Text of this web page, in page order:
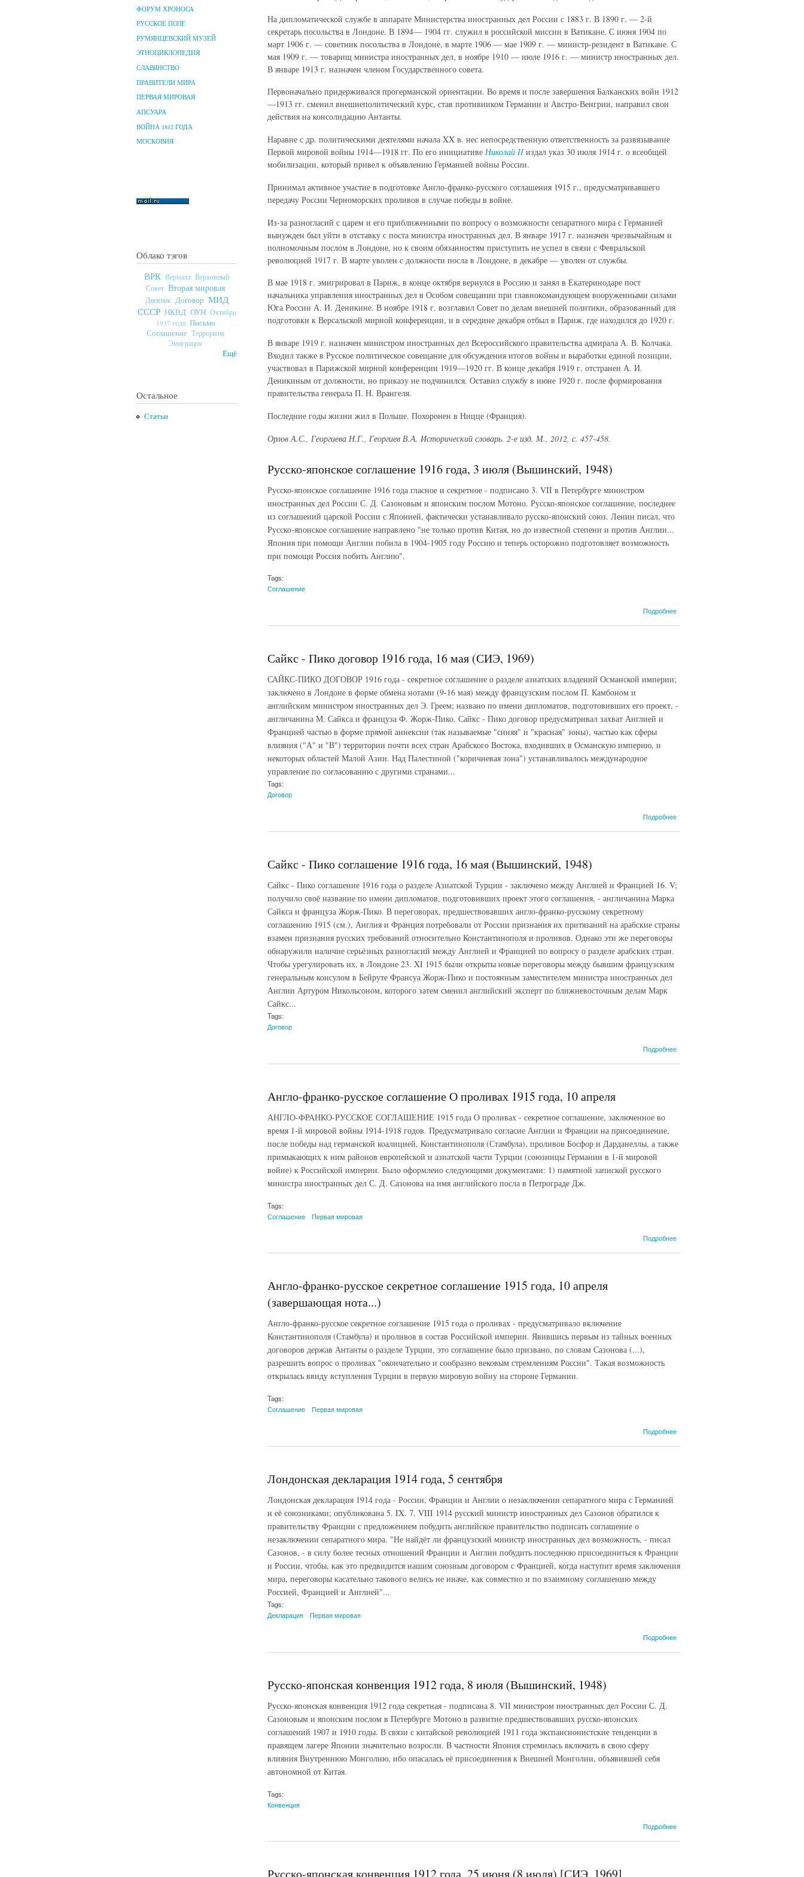
ФОРУМ ХРОНОСА
РУССКОЕ ПОЛЕ
РУМЯНЦЕВСКИЙ МУЗЕЙ
ЭТНОЦИКЛОПЕДИЯ
СЛАВЯНСТВО
ПРАВИТЕЛИ МИРА
ПЕРВАЯ МИРОВАЯ
АПСУАРА
ВОЙНА 1812 ГОДА
МОСКОВИЯ
Облако тэгов
ВРК Вермахт Верховный
Совет Вторая мировая
Дневник Договор МИД
СССР НКВД ОУН Октябрь
1917 года Письмо
Соглашение Терроризм
Эмиграция
Ещё
Остальное
Статьи
На дипломатической службе в аппарате Министерства иностранных дел России с 1883 г. В 1890 г. — 2-й
секретарь посольства в Лондоне. В 1894— 1904 гг. служил в российской миссии в Ватикане. С июня 1904 по
март 1906 г. — советник посольства в Лондоне, в марте 1906 — мае 1909 г. — министр-резидент в Ватикане. С
мая 1909 г. — товарищ министра иностранных дел, в ноябре 1910 — июле 1916 г. — министр иностранных дел.
В январе 1913 г. назначен членом Государственного совета.
Первоначально придерживался прогерманской ориентации. Во время и после завершения Балканских войн 1912
—1913 гг. сменил внешнеполитический курс, став противником Германии и Австро-Венгрии, направил свои
действия на консолидацию Антанты.
Наравне с др. политическими деятелями начала XX в. нес непосредственную ответственность за развязывание
Первой мировой войны 1914—1918 гг. По его инициативе Николай IIиздал указ 30 июля 1914 г. о всеобщей
мобилизации, который привел к объявлению Германией войны России.
Принимал активное участие в подготовке Англо-франко-русского соглашения 1915 г., предусматривавшего
передачу России Черноморских проливов в случае победы в войне.
Из-за разногласий с царем и его приближенными по вопросу о возможности сепаратного мира с Германией
вынужден был уйти в отставку с поста министра иностранных дел. В январе 1917 г. назначен чрезвычайным и
полномочным послом в Лондоне, но к своим обязанностям приступить не успел в связи с Февральской
революцией 1917 г. В марте уволен с должности посла в Лондоне, в декабре — уволен от службы.
В мае 1918 г. эмигрировал в Париж, в конце октября вернулся в Россию и занял в Екатеринодаре пост
начальника управления иностранных дел в Особом совещании при главнокомандующем вооруженными силами
Юга России А. И. Деникине. В ноябре 1918 г. возглавил Совет по делам внешней политики, образованный для
подготовки к Версальской мирной конференции, и в середине декабря отбыл в Париж, где находился до 1920 г.
В январе 1919 г. назначен министром иностранных дел Всероссийского правительства адмирала А. В. Колчака.
Входил также в Русское политическое совещание для обсуждения итогов войны и выработки единой позиции,
участвовал в Парижской мирной конференции 1919—1920 гг. В конце декабря 1919 г. отстранен А. И.
Деникиным от должности, но приказу не подчинился. Оставил службу в июне 1920 г. после формирования
правительства генерала П. Н. Врангеля.
Последние годы жизни жил в Польше. Похоронен в Ницце (Франция).
Орлов А.С., Георгиева Н.Г., Георгиев В.А. Исторический словарь. 2-е изд. М., 2012, с. 457-458.
Русско-японское соглашение 1916 года, 3 июля (Вышинский, 1948)
Русско-японское соглашение 1916 года гласное и секретное - подписано 3. VII в Петербурге министром
иностранных дел России С. Д. Сазоновым и японским послом Мотоно. Русско-японское соглашение, последнее
из соглашений царской России с Японией, фактически устанавливало русско-японский союз. Ленин писал, что
Русско-японское соглашение направлено "не только против Китая, но до известной степени и против Англии...
Япония при помощи Англии побила в 1904-1905 году Россию и теперь осторожно подготовляет возможность
при помощи Россия побить Англию".
Tags:
Соглашение
Подробнее
соглашение
Сайкс - Пико договор 1916 года, 16 мая (СИЭ, 1969)
САЙКС-ПИКО ДОГОВОР 1916 года - секретное соглашение о разделе азиатских владений Османской империи;
заключено в Лондоне в форме обмена нотами (9-16 мая) между французским послом П. Камбоном и
английским министром иностранных дел Э. Греем; названо по имени дипломатов, подготовивших его проект, -
англичанина М. Сайкса и француза Ф. Жорж-Пико. Сайкс - Пико договор предусматривал захват Англией и
Францией частью в форме прямой аннексии (так называемые "синяя" и "красная" зоны), частью как сферы
влияния ("А" и "В") территории почти всех стран Арабского Востока, входивших в Османскую империю, и
некоторых областей Малой Азии. Над Палестиной ("коричневая зона") устанавливалось международное
управление по согласованию с другими странами...
Tags:
Договор
Подробнее
договор
Сайкс - Пико соглашение 1916 года, 16 мая (Вышинский, 1948)
Сайкс - Пико соглашение 1916 года о разделе Азиатской Турции - заключено между Англией и Францией 16. V;
получило своё название по имени дипломатов, подготовивших проект этого соглашения, - англичанина Марка
Сайкса и француза Жорж-Пико. В переговорах, предшествовавших англо-франко-русскому секретному
соглашению 1915 (см.), Англия и Франция потребовали от России признания их притязаний на арабские страны
взамен признания русских требований относительно Константинополя и проливов. Однако эти же переговоры
обнаружили наличие серьёзных разногласий между Англией и Францией по вопросу о разделе арабских стран.
Чтобы урегулировать их, в Лондоне 23. XI 1915 были открыты новые переговоры между бывшим французским
генеральным консулом в Бейруте Франсуа Жорж-Пико и постоянным заместителем министра иностранных дел
Англии Артуром Никольсоном, которого затем сменил английский эксперт по ближневосточным делам Марк
Сайкс...
Tags:
Договор
Подробнее
соглашение
Англо-франко-русское соглашение О проливах 1915 года, 10 апреля
АНГЛО-ФРАНКО-РУССКОЕ СОГЛАШЕНИЕ 1915 года О проливах - секретное соглашение, заключенное во
время 1-й мировой войны 1914-1918 годов. Предусматривало согласие Англии и Франции на присоединение,
после победы над германской коалицией, Константинополя (Стамбула), проливов Босфор и Дарданеллы, а также
примыкающих к ним районов европейской и азиатской части Турции (союзницы Германии в 1-й мировой
войне) к Российской империи. Было оформлено следующими документами: 1) памятной запиской русского
министра иностранных дел С. Д. Сазонова на имя английского посла в Петрограде Дж.
Tags:
Соглашение
Первая мировая
Подробнее
Англо-франко-русское секретное соглашение 1915 года, 10 апреля
(завершающая нота...)
Англо-франко-русское секретное соглашение 1915 года о проливах - предусматривало включение
Константинополя (Стамбула) и проливов в состав Российской империи. Явившись первым из тайных военных
договоров держав Антанты о разделе Турции, это соглашение было призвано, по словам Сазонова (...),
разрешить вопрос о проливах "окончательно и сообразно вековым стремлениям России". Такая возможность
открылась ввиду вступления Турции в первую мировую войну на стороне Германии.
Tags:
Соглашение
Первая мировая
Подробнее
Лондонская декларация 1914 года, 5 сентября
Лондонская декларация 1914 года - России, Франции и Англии о незаключении сепаратного мира с Германией
и её союзниками; опубликована 5. IX. 7. VIII 1914 русский министр иностранных дел Сазонов обратился к
правительству Франции с предложением побудить английское правительство подписать соглашение о
незаключении сепаратного мира. "Не найдёт ли французский министр иностранных дел возможность, - писал
Сазонов, - в силу более тесных отношений Франции и Англии побудить последнюю присоединиться к Франции
и России, чтобы, как это предвидится нашим союзным договором с Францией, когда наступит время заключения
мира, переговоры касательно такового велись не иначе, как совместно и по взаимному соглашению между
Россией, Францией и Англией"...
Tags:
Декларация
Первая мировая
Подробнее
декларация
Русско-японская конвенция 1912 года, 8 июля (Вышинский, 1948)
Русско-японская конвенция 1912 года секретная - подписана 8. VII министром иностранных дел России С. Д.
Сазоновым и японским послом в Петербурге Мотоно в развитие предшествовавших русско-японских
соглашений 1907 и 1910 годы. В связи с китайской революцией 1911 года экспансионистские тенденции в
правящем лагере Японии значительно возросли. В частности Япония стремилась включить в свою сферу
влияния Внутреннюю Монголию, ибо опасалась её присоединения к Внешней Монголии, объявившей себя
автономной от Китая.
Tags:
Конвенция
Подробнее